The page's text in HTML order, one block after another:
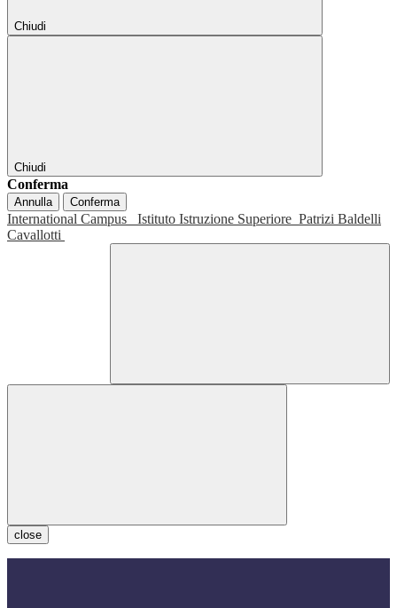
Chiudi
Chiudi
Conferma
Annulla Conferma
International Campus Istituto Istruzione Superiore Patrizi Baldelli
Cavallotti
close